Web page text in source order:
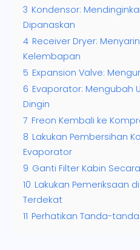
3 Kondensor:
Dipanaskan
4 Receiver Dryer:
Kelembapan
5 Expansion Valve:
6 Evaporator: Mengubah
Dingin
7 Freon Kembali ke
8 Lakukan Pembersihan
Evaporator
9 Ganti Filter Kabin
10 Lakukan Pemeriksaan
Terdekat
11 Perhatikan Tanda-